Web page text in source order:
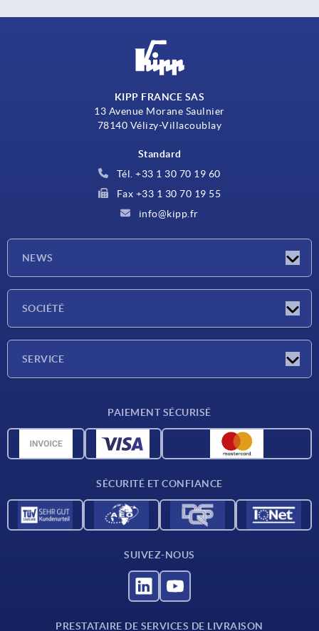
KIPP FRANCE SAS
13 Avenue Morane Saulnier
78140 Vélizy-Villacoublay
Standard
Tél. +33 1 30 70 19 60
Fax +33 1 30 70 19 55
info@kipp.fr
NEWS
SOCIÉTÉ
SERVICE
Données CAO
PAIEMENT SÉCURISÉ
SÉCURITÉ ET CONFIANCE
SUIVEZ-NOUS
PRESTATAIRE DE SERVICES DE LIVRAISON